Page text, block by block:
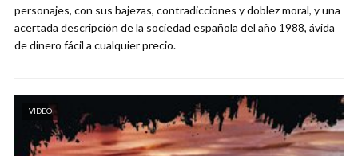
personajes, con sus bajezas, contradicciones y doblez moral, y una
acertada descripción de la sociedad española del año 1988, ávida
de dinero fácil a cualquier precio.
VIDEO